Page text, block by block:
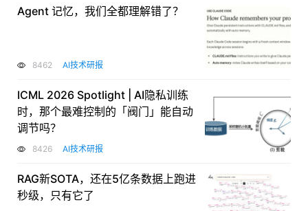
Agent 记忆，我们全都理解错了？
8462 AI技术研报
ICML 2026 Spotlight | AI隐私训练
时，那个最难控制的「阀门」能自动
调节吗？
8426 AI技术研报
RAG新SOTA，还在5亿条数据上跑进
秒级，只有它了